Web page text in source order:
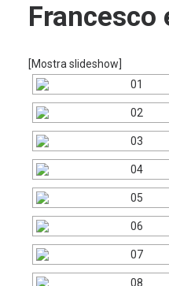
Francesco
[Mostra slideshow]